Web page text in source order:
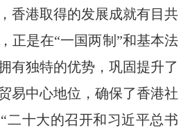
港取得的发展成就有目共
正是在“一国两制”和基本法
有独特的优势，巩固提升了
易中心地位，确保了香港社
二十大的召开和习近平总书